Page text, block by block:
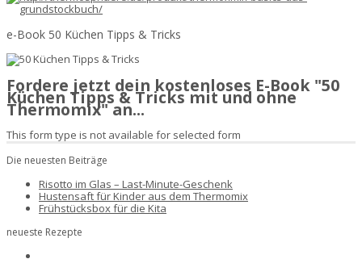
e-Book 50 Küchen Tipps & Tricks
Fordere jetzt dein kostenloses E-Book "50
Küchen Tipps & Tricks mit und ohne
Thermomix" an...
This form type is not available for selected form
Die neuesten Beiträge
Risotto im Glas – Last-Minute-Geschenk
Hustensaft für Kinder aus dem Thermomix
Frühstücksbox für die Kita
neueste Rezepte